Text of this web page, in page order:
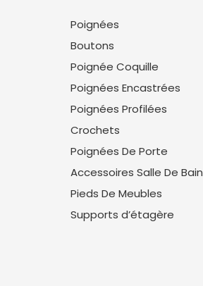
Poignées
Boutons
Poignée Coquille
Poignées Encastrées
Poignées Profilées
Crochets
Poignées De Porte
Accessoires Salle De Bain
Pieds De Meubles
Supports d’étagère